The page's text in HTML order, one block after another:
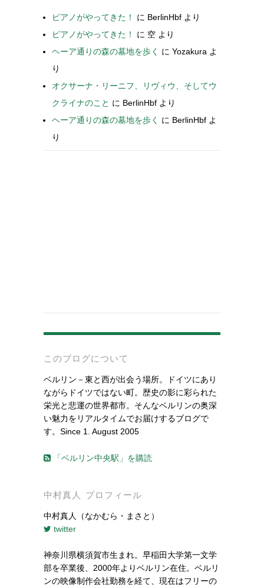
ピアノがやってきた！ に BerlinHbf より
ピアノがやってきた！
に 空 より
ヘーア通りの森の墓地を歩く
に Yozakura よ
り
オクサーナ・リーニフ、リヴィウ、そしてウ
クライナのこと に BerlinHbf より
ヘーア通りの森の墓地を歩く
に BerlinHbf よ
り
このブログについて
ベルリン－東と西が出会う場所。ドイツにあり
ながらドイツではない町。歴史の影に彩られた
栄光と悲運の世界都市。そんなベルリンの奥深
い魅力をリアルタイムでお届けするブログで
す。Since 1. August 2005
「ベルリン中央駅」を購読
中村真人 プロフィール
中村真人（なかむら・まさと）
twitter
神奈川県横須賀市生まれ。早稲田大学第一文学
部を卒業後、2000年よりベルリン在住。ベルリ
ンの映像制作会社勤務を経て、現在はフリーの